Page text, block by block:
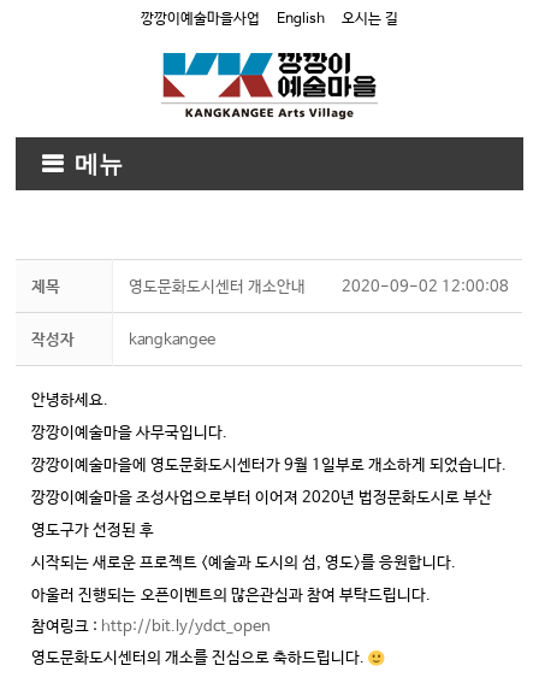
깡깡이예술마을사업 English 오시는 길
메뉴
제목 영도문화도시센터 개소안내 2020-09-02 12:00:08
작성자 kangkangee
안녕하세요.
깡깡이예술마을 사무국입니다.
깡깡이예술마을에 영도문화도시센터가 9월 1일부로 개소하게 되었습니다.
깡깡이예술마을 조성사업으로부터 이어져 2020년 법정문화도시로 부산
영도구가 선정된 후
시작되는 새로운 프로젝트 <예술과 도시의 섬, 영도>를 응원합니다.
아울러 진행되는오픈이벤트의 많은관심과 참여 부탁드립니다.
참여링크 : http://bit.ly/ydct_open
영도문화도시센터의 개소를 진심으로 축하드립니다.